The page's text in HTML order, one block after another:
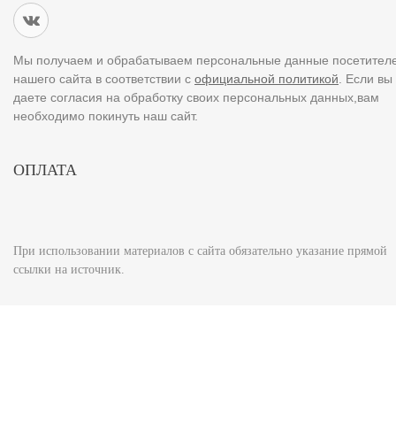
Мы получаем и обрабатываем персональные данные
нашего сайта в соответствии с официальной политикой. Если вы
даете согласия на обработку своих персональных данных,вам
необходимо покинуть наш сайт.
ОПЛАТА
При использовании материалов с сайта обязательно указание прямой
ссылки на источник.